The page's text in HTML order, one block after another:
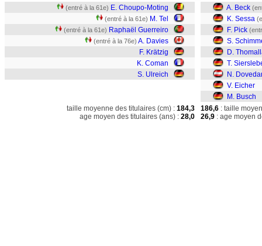
(entré à la 61e) E. Choupo-Moting
(entré à la 61e) M. Tel
(entré à la 61e) Raphaël Guerreiro
(entré à la 76e) A. Davies
F. Krätzig
K. Coman
S. Ulreich
A. Beck
K. Sessa
F. Pick
S.
D.
T.
N.
V. Eicher
M. Busch
taille moyenne des titulaires (cm) : 184,3
age moyen des titulaires (ans) : 28,0
186,6 : taille
26,9 : age moyen